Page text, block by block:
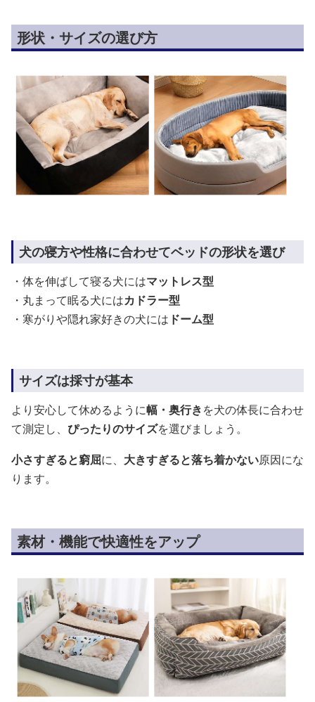
形状・サイズの選び方
犬の寝方や性格に合わせてベッドの形状を選び
・体を伸ばして寝る犬にはマットレス型
・丸まって眠る犬にはカドラー型
・寒がりや隠れ家好きの犬には ドーム型
サイズは採寸が基本
より安心して休めるように幅・奥行きを犬の体長に合わせ
て測定し、 ぴったりのサイズを選びましょう。
小さすぎると窮屈に、 大きすぎると落ち着かない原因にな
ります。
素材・機能で快適性をアップ